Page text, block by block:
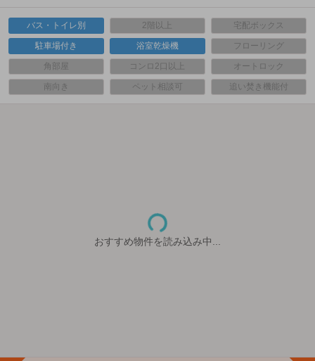
バス・トイレ別 2階以上 宅配ボックス
駐車場付き 浴室乾燥機 フローリング
角部屋 コンロ2口以上 オートロック
南向き ペット相談可 追い焚き機能付
おすすめ物件を読み込み中...